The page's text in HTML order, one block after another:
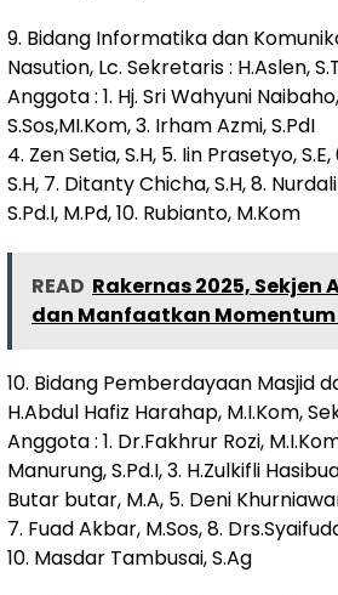
9. Bidang Informatika dan
Nasution, Lc. Sekretaris : H.Aslen,
Anggota : 1. Hj. Sri Wahyuni
S.Sos,MI.Kom, 3. Irham Azmi, S.PdI
4. Zen Setia, S.H, 5. Iin Prasetyo,
S.H, 7. Ditanty Chicha, S.H, 8.
S.Pd.I, M.Pd, 10. Rubianto, M.Kom
READ Rakernas 2025, Sekjen
dan Manfaatkan Momentum
10. Bidang Pemberdayaan Masjid
H.Abdul Hafiz Harahap, M.I.Kom,
Anggota : 1. Dr.Fakhrur Rozi,
Manurung, S.Pd.I, 3. H.Zulkifli
Butar butar, M.A, 5. Deni
7. Fuad Akbar, M.Sos, 8.
10. Masdar Tambusai, S.Ag